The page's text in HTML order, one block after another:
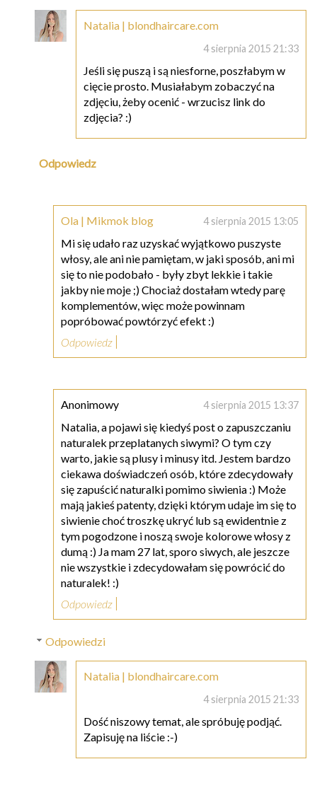
Natalia | blondhaircare.com
4 sierpnia 2015 21:33
Jeśli się puszą i są niesforne, poszłabym w
cięcie prosto. Musiałabym zobaczyć na
zdjęciu, żeby ocenić - wrzucisz link do
zdjęcia? :)
Odpowiedz
Ola | Mikmok blog 4 sierpnia 2015 13:05
Mi się udało raz uzyskać wyjątkowo puszyste
włosy, ale ani nie pamiętam, w jaki sposób, ani mi
się to nie podobało - były zbyt lekkie i takie
jakby nie moje ;) Chociaż dostałam wtedy parę
komplementów, więc może powinnam
popróbować powtórzyć efekt :)
Odpowiedz
Anonimowy 4 sierpnia 2015 13:37
Natalia, a pojawi się kiedyś post o zapuszczaniu
naturalek przeplatanych siwymi? O tym czy
warto, jakie są plusy i minusy itd. Jestem bardzo
ciekawa doświadczeń osób, które zdecydowały
się zapuścić naturalki pomimo siwienia :) Może
mają jakieś patenty, dzięki którym udaje im się to
siwienie choć troszkę ukryć lub są ewidentnie z
tym pogodzone i noszą swoje kolorowe włosy z
dumą :) Ja mam 27 lat, sporo siwych, ale jeszcze
nie wszystkie i zdecydowałam się powrócić do
naturalek! :)
Odpowiedz
Odpowiedzi
Natalia | blondhaircare.com
4 sierpnia 2015 21:33
Dość niszowy temat, ale spróbuję podjąć.
Zapisuję na liście :-)